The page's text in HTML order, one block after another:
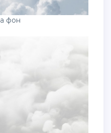
фон